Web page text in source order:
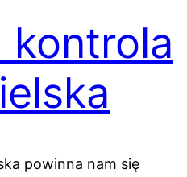
kontrola
powinna nam się